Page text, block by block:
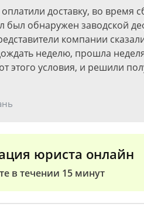
оплатили доставку, во время
был обнаружен заводской
компании
неделю, прошла
этого условия, и решили
юриста онлайн
в течении 15 минут